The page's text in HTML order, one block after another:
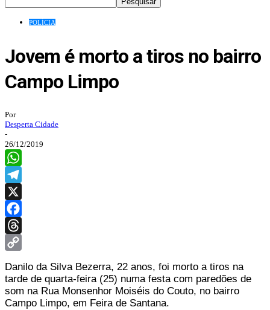
POLÍCIA
Jovem é morto a tiros no bairro
Campo Limpo
Por
Desperta Cidade
-
26/12/2019
WhatsApp
Telegram
X
Facebook
Threads
Link
Danilo da Silva Bezerra, 22 anos, foi morto a tiros na
tarde de quarta-feira (25) numa festa com paredões de
som na Rua Monsenhor Moiséis do Couto, no bairro
Campo Limpo, em Feira de Santana.